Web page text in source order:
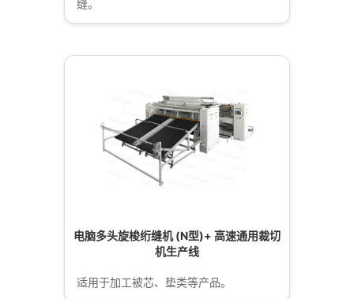
缝。
电脑多头旋梭绗缝机 (N型)+ 高速通用裁切
机生产线
适用于加工被芯、垫类等产品。